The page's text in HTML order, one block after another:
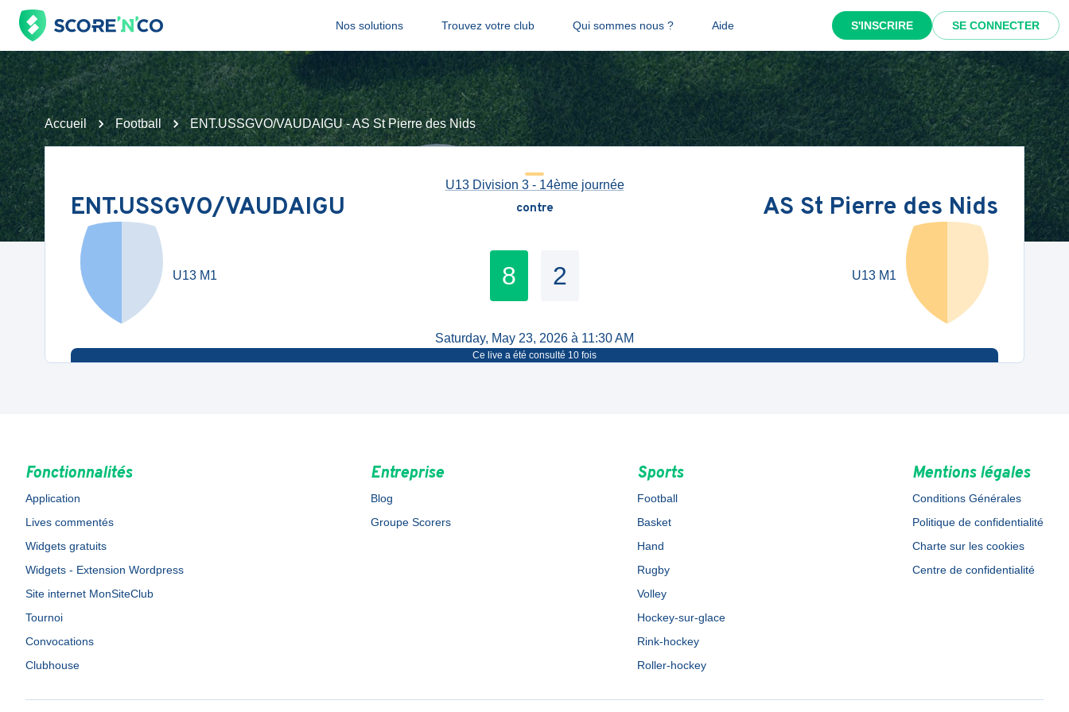
Nos solutions Trouvez votre club Qui sommes nous ? Aide S'INSCRIRE SE CONNECTER
Accueil Football ENT.USSGVO/VAUDAIGU - AS St Pierre des Nids
U13 Division 3 - 14ème journée
ENT.USSGVO/VAUDAIGU contre AS St Pierre des Nids
U13 M1 8 2 U13 M1
Saturday, May 23, 2026 à 11:30 AM
Ce live a été consulté 10 fois
Fonctionnalités
Application
Lives commentés
Widgets gratuits
Widgets - Extension Wordpress
Site internet MonSiteClub
Tournoi
Convocations
Clubhouse
Entreprise
Blog
Groupe Scorers
Sports
Football
Basket
Hand
Rugby
Volley
Hockey-sur-glace
Rink-hockey
Roller-hockey
Mentions légales
Conditions Générales
Politique de confidentialité
Charte sur les cookies
Centre de confidentialité